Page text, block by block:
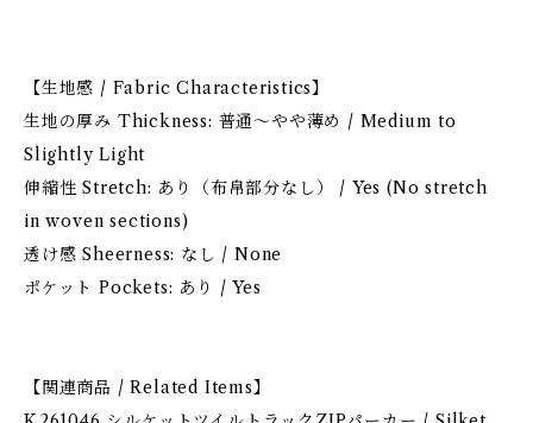
【生地感 / Fabric Characteristics】
生地の厚み Thickness: 普通〜やや薄め / Medium to
Slightly Light
伸縮性 Stretch: あり（布帛部分なし） / Yes (No stretch
in woven sections)
透け感 Sheerness: なし / None
ポケット Pockets: あり / Yes
【関連商品 / Related Items】